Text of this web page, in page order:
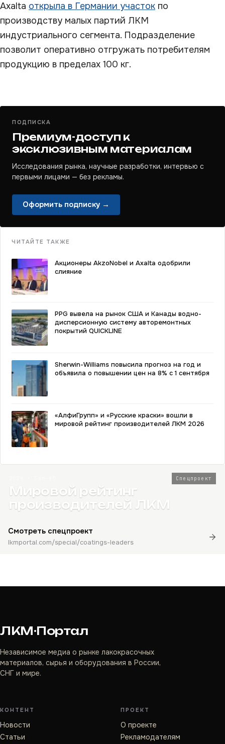
Axalta открыла в Германии участок по
производству малых партий ЛКМ
индустриального сегмента. Подразделение
позволит оперативно отгружать потребителям
продукцию в пределах 100 кг.
ПОДПИСКА
Премиум-доступ к
эксклюзивным материалам
Исследования рынка, научные разработки, интервью с
первыми лицами — без рекламы.
Оформить подписку →
ЧИТАЙТЕ ТАКЖЕ
Акционеры AkzoNobel и Axalta одобрили
слияние
PPG вывела на рынок США и Канады водно-
дисперсионную систему авторемонтных
покрытий QUICKLINE
Sherwin-Williams повысила прогноз на год и
объявила о повышении цен на 8% с 1 сентября
«АлфиГрупп» и «Русские краски» вошли в
мировой рейтинг производителей ЛКМ 2026
Спецпроект
Мировой рейтинг
производителей ЛКМ
Смотреть спецпроект
lkmportal.com/special/coatings-leaders
ЛКМ·Портал
Независимое медиа о рынке лакокрасочных
материалов, сырья и оборудования в России,
СНГ и мире.
КОНТЕНТ
Новости
Статьи
ПРОЕКТ
О проекте
Рекламодателям